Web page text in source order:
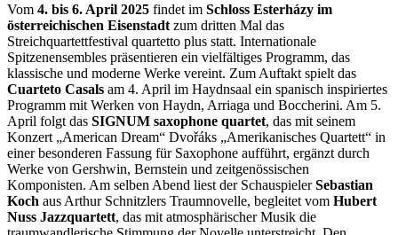
Vom 4. bis 6. April 2025 findet im Schloss Esterházy im
österreichischen Eisenstadt zum dritten Mal das
Streichquartettfestival quartetto plus statt. Internationale
Spitzenensembles präsentieren ein vielfältiges Programm, das
klassische und moderne Werke vereint. Zum Auftakt spielt das
Cuarteto Casals am 4. April im Haydnsaal ein spanisch inspiriertes
Programm mit Werken von Haydn, Arriaga und Boccherini. Am 5.
April folgt das SIGNUM saxophone quartet, das mit seinem
Konzert „American Dream“ Dvořáks „Amerikanisches Quartett“ in
einer besonderen Fassung für Saxophone aufführt, ergänzt durch
Werke von Gershwin, Bernstein und zeitgenössischen
Komponisten. Am selben Abend liest der SchauspielerSebastian
Koch aus Arthur Schnitzlers Traumnovelle, begleitet vom Hubert
Nuss Jazzquartett, das mit atmosphärischer Musik die